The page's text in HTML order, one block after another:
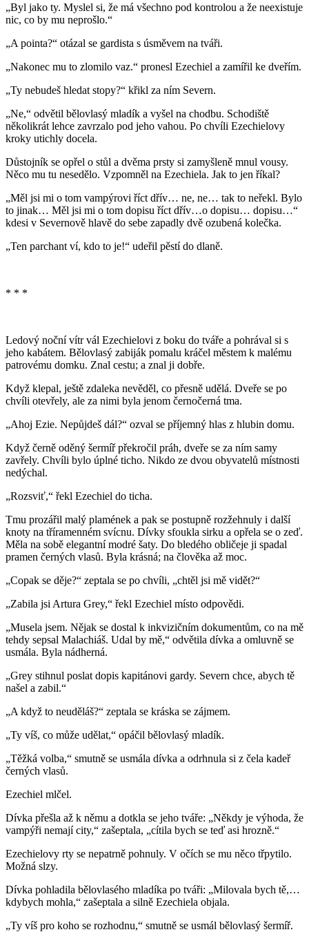
„Byl jako ty. Myslel si, že má všechno pod kontrolou a že neexistuje
nic, co by mu neprošlo.“
„A pointa?“ otázal se gardista s úsměvem na tváři.
„Nakonec mu to zlomilo vaz.“ pronesl Ezechiel a zamířil ke dveřím.
„Ty nebudeš hledat stopy?“ křikl za ním Severn.
„Ne,“ odvětil bělovlasý mladík a vyšel na chodbu. Schodiště
několikrát lehce zavrzalo pod jeho vahou. Po chvíli Ezechielovy
kroky utichly docela.
Důstojník se opřel o stůl a dvěma prsty si zamyšleně mnul vousy.
Něco mu tu nesedělo. Vzpomněl na Ezechiela. Jak to jen říkal?
„Měl jsi mi o tom vampýrovi říct dřív… ne, ne… tak to neřekl. Bylo
to jinak… Měl jsi mi o tom dopisu říct dřív…o dopisu… dopisu…“
kdesi v Severnově hlavě do sebe zapadly dvě ozubená kolečka.
„Ten parchant ví, kdo to je!“ udeřil pěstí do dlaně.
* * *
Ledový noční vítr vál Ezechielovi z boku do tváře a pohrával si s
jeho kabátem. Bělovlasý zabiják pomalu kráčel městem k malému
patrovému domku. Znal cestu; a znal ji dobře.
Když klepal, ještě zdaleka nevěděl, co přesně udělá. Dveře se po
chvíli otevřely, ale za nimi byla jenom černočerná tma.
„Ahoj Ezie. Nepůjdeš dál?“ ozval se příjemný hlas z hlubin domu.
Když černě oděný šermíř překročil práh, dveře se za ním samy
zavřely. Chvíli bylo úplné ticho. Nikdo ze dvou obyvatelů místnosti
nedýchal.
„Rozsviť,“ řekl Ezechiel do ticha.
Tmu prozářil malý plamének a pak se postupně rozžehnuly i další
knoty na tříramenném svícnu. Dívky sfoukla sirku a opřela se o zeď.
Měla na sobě elegantní modré šaty. Do bledého obličeje ji spadal
pramen černých vlasů. Byla krásná; na člověka až moc.
„Copak se děje?“ zeptala se po chvíli, „chtěl jsi mě vidět?“
„Zabila jsi Artura Grey,“ řekl Ezechiel místo odpovědi.
„Musela jsem. Nějak se dostal k inkvizičním dokumentům, co na mě
tehdy sepsal Malachiáš. Udal by mě,“ odvětila dívka a omluvně se
usmála. Byla nádherná.
„Grey stihnul poslat dopis kapitánovi gardy. Severn chce, abych tě
našel a zabil.“
„A když to neuděláš?“ zeptala se kráska se zájmem.
„Ty víš, co může udělat,“ opáčil bělovlasý mladík.
„Těžká volba,“ smutně se usmála dívka a odrhnula si z čela kadeř
černých vlasů.
Ezechiel mlčel.
Dívka přešla až k němu a dotkla se jeho tváře: „Někdy je výhoda, že
vampýři nemají city,“ zašeptala, „cítila bych se teď asi hrozně.“
Ezechielovy rty se nepatrně pohnuly. V očích se mu něco třpytilo.
Možná slzy.
Dívka pohladila bělovlasého mladíka po tváři: „Milovala bych tě,…
kdybych mohla,“ zašeptala a silně Ezechiela objala.
„Ty víš pro koho se rozhodnu,“ smutně se usmál bělovlasý šermíř.